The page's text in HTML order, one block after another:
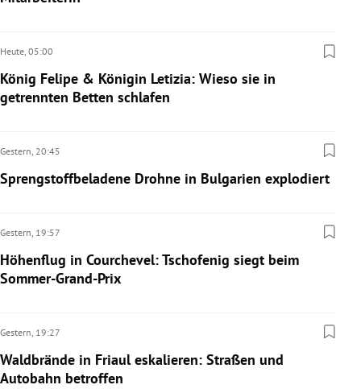
Heute, 05:00
König Felipe & Königin Letizia: Wieso sie in
getrennten Betten schlafen
Gestern, 20:45
Sprengstoffbeladene Drohne in Bulgarien explodiert
Gestern, 19:57
Höhenflug in Courchevel: Tschofenig siegt beim
Sommer-Grand-Prix
Gestern, 19:27
Waldbrände in Friaul eskalieren: Straßen und
Autobahn betroffen